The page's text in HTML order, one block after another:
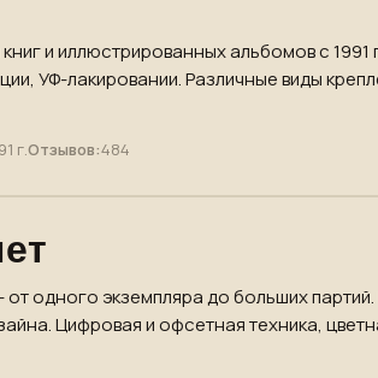
и иллюстрированных альбомов с
УФ-лакировании. Различные виды
г.Отзывов:484
одного экземпляра до больших
Цифровая и офсетная техника,